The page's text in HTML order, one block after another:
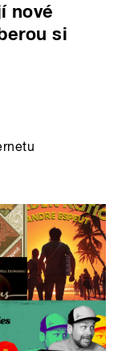
nové
si